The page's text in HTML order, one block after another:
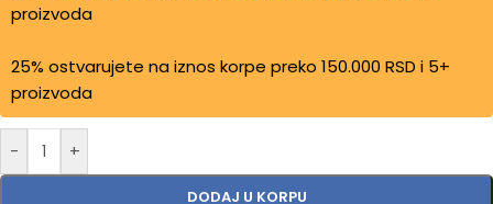
proizvoda
25% ostvarujete na iznos korpe preko 150.000 RSD i 5+
proizvoda
- +
DODAJ U KORPU